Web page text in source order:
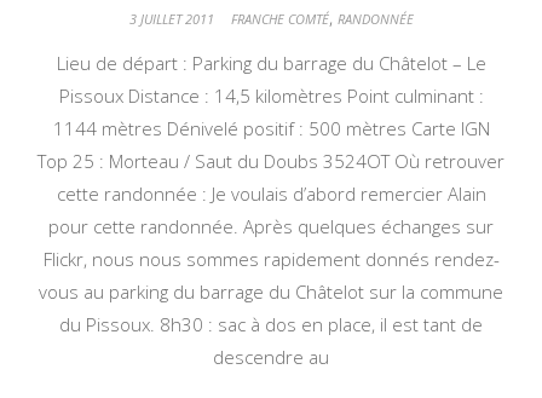
3 JUILLET 2011 FRANCHE COMTÉ, RANDONNÉE
Lieu de départ : Parking du barrage du Châtelot – Le
Pissoux Distance : 14,5 kilomètres Point culminant :
1144 mètres Dénivelé positif : 500 mètres Carte IGN
Top 25 : Morteau / Saut du Doubs 3524OT Où retrouver
cette randonnée : Je voulais d’abord remercier Alain
pour cette randonnée. Après quelques échanges sur
Flickr, nous nous sommes rapidement donnés rendez-
vous au parking du barrage du Châtelot sur la commune
du Pissoux. 8h30 : sac à dos en place, il est tant de
descendre au